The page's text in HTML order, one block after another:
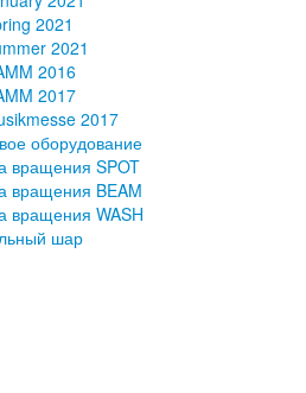
2021
2021
2016
2017
2017
оборудование
вращения SPOT
вращения BEAM
вращения WASH
шар